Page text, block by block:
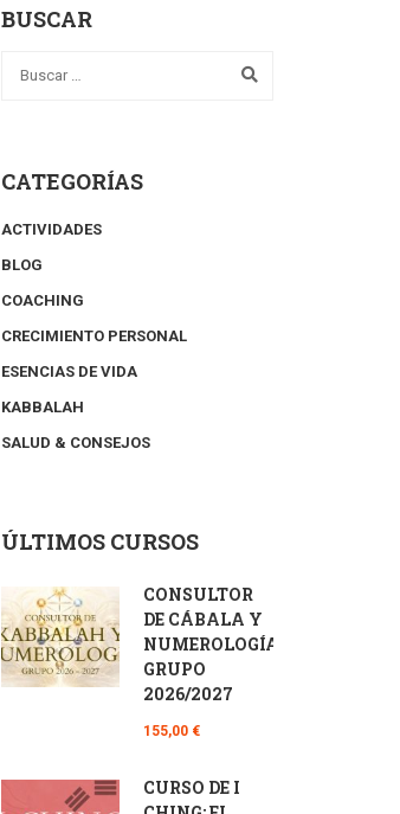
BUSCAR
CATEGORÍAS
ACTIVIDADES
BLOG
COACHING
CRECIMIENTO PERSONAL
ESENCIAS DE VIDA
KABBALAH
SALUD & CONSEJOS
ÚLTIMOS CURSOS
CONSULTOR
DE CÁBALA Y
NUMEROLOGÍA
GRUPO
2026/2027
155,00 €
CURSO DE I